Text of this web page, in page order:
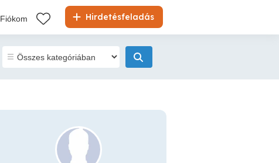
Hirdetésfeladás
Fiókom